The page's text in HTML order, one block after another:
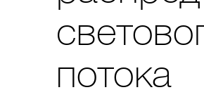
потока